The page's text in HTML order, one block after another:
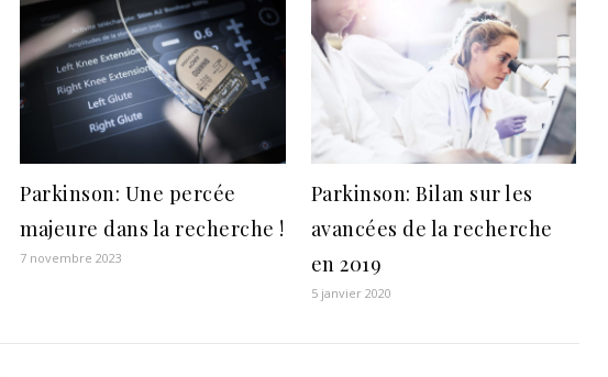
Parkinson: Une percée
majeure dans la recherche !
7 novembre 2023
Parkinson: Bilan sur les
avancées de la recherche
en 2019
5 janvier 2020